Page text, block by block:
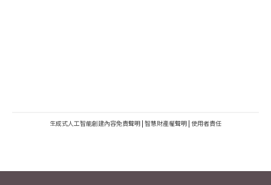
生成式人工智能創建內容免責聲明 | 智慧財產權聲明 | 使用者責任